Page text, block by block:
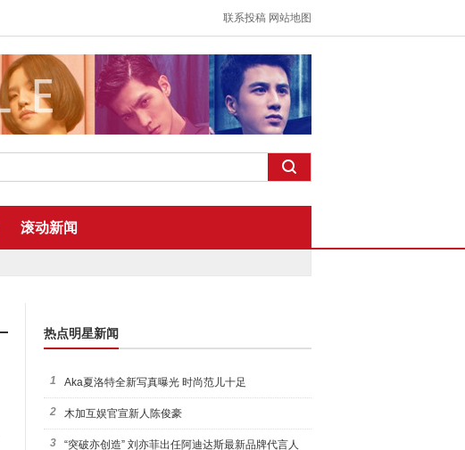
联系投稿 网站地图
滚动新闻
热点明星新闻
1 Aka夏洛特全新写真曝光 时尚范儿十足
2 木加互娱官宣新人陈俊豪
3 “突破亦创造” 刘亦菲出任阿迪达斯最新品牌代言人